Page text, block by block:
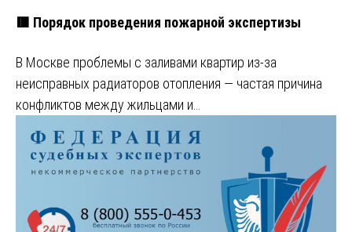
🟥 Порядок проведения пожарной экспертизы
В Москве проблемы с заливами квартир из-за
неисправных радиаторов отопления — частая причина
конфликтов между жильцами и…